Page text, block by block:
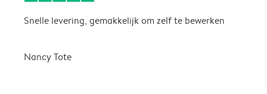
Snelle levering, gemakkelijk om zelf te bewerken
Nancy Tote